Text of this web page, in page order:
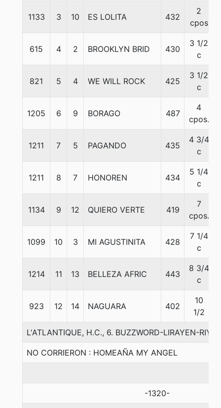
1133 3 10 ES LOLITA 432
2
cpos
615 4 2 BROOKLYN BRID 430
3 1/2
c
821 5 4 WE WILL ROCK 425
3 1/2
c
1205 6 9 BORAGO 487
4
cpos.
1211 7 5 PAGANDO 435
4 3/4
c
1211 8 7 HONOREN 434
5 1/4
c
1134 9 12 QUIERO VERTE 419
7
cpos.
1099 10 3 MI AGUSTINITA 428
7 1/4
c
1214 11 13 BELLEZA AFRIC 443
8 3/4
c
923 12 14 NAGUARA 402
10
1/2
L'ATLANTIQUE, H.C., 6. BUZZWORD-LIRAYEN-
NO CORRIERON : HOMEAÑA MY ANGEL
-1320-